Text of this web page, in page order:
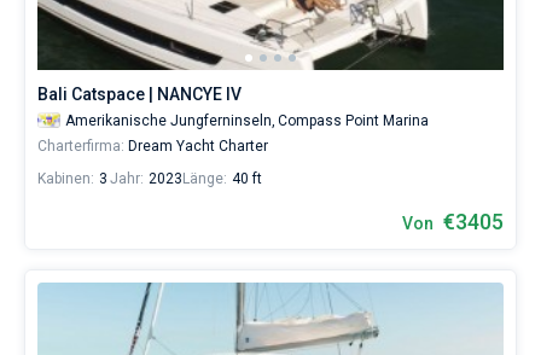
Thomas
von
2088€
für
Bali Catspace | NANCYE IV
Amerikanische Jungferninseln, Compass Point Marina
Charterfirma: Dream Yacht Charter
Kabinen: 3 Jahr: 2023 Länge: 40 ft
Von €3405